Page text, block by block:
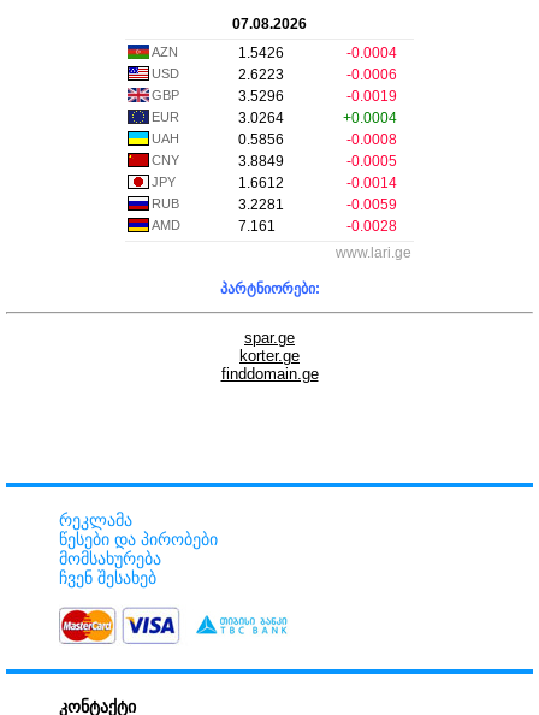
07.08.2026
AZN 1.5426 -0.0004
USD 2.6223 -0.0006
GBP 3.5296 -0.0019
EUR 3.0264 +0.0004
UAH 0.5856 -0.0008
CNY 3.8849 -0.0005
JPY 1.6612 -0.0014
RUB 3.2281 -0.0059
AMD 7.161
-0.0028
www.lari.ge
პარტნიორები:
spar.ge
korter.ge
finddomain.ge
რეკლამა
წესები და პირობები
მომსახურება
ჩვენ შესახებ
კონტაქტი